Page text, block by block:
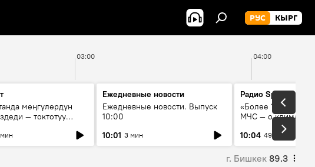
РУС КЫРГ
03:00 04:00
мөңгүлөрдүн
— токтотуу
Ежедневные новости
Ежедневные новости. Выпуск
10:00
10:01 3 мин
Радио Sputnik
«Более 1200 сёл в
МЧС — о климате,
системе
населения
10:04 49 мин
г. Бишкек 89.3